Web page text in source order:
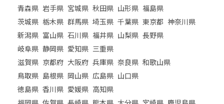
青森県 岩手県 宮城県 秋田県 山形県 福島県
茨城県 栃木県 群馬県 埼玉県 千葉県 東京都 神奈川県
新潟県 富山県 石川県 福井県 山梨県 長野県
岐阜県 静岡県 愛知県 三重県
滋賀県 京都府 大阪府 兵庫県 奈良県 和歌山県
鳥取県 島根県 岡山県 広島県 山口県
徳島県 香川県 愛媛県 高知県